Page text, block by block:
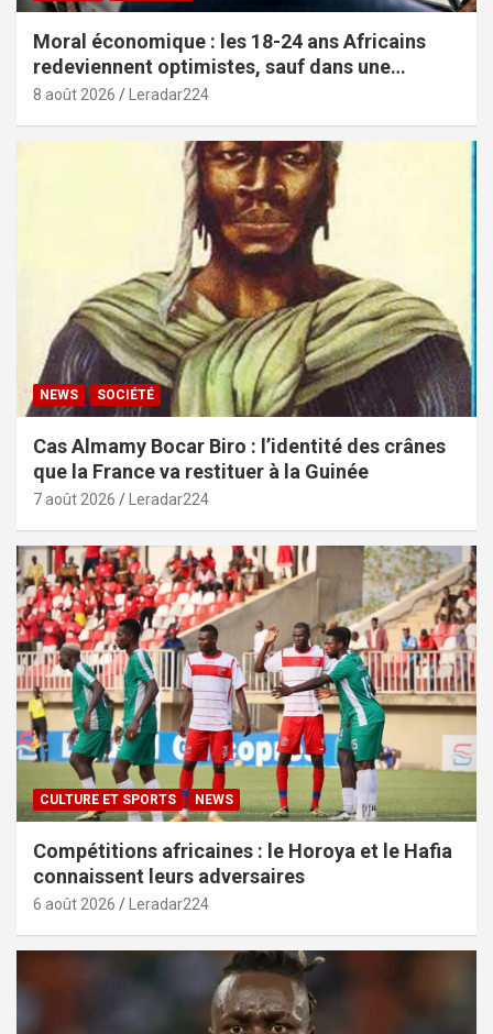
Moral économique : les 18-24 ans Africains
redeviennent optimistes, sauf dans une
poignée de pays (African Youth Survey 2026)
8 août 2026 Leradar224
NEWS SOCIÉTÉ
Cas Almamy Bocar Biro : l’identité des crânes
que la France va restituer à la Guinée
7 août 2026 Leradar224
CULTURE ET SPORTS NEWS
Compétitions africaines : le Horoya et le Hafia
connaissent leurs adversaires
6 août 2026 Leradar224